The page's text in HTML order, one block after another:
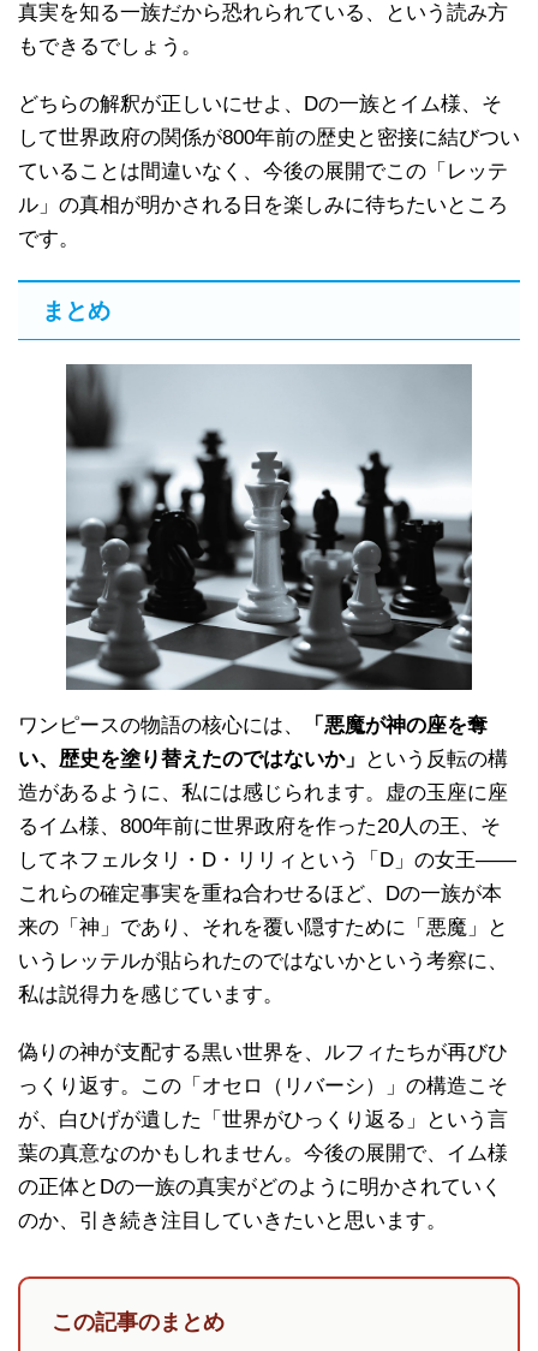
真実を知る一族だから恐れられている、という読み方
もできるでしょう。
どちらの解釈が正しいにせよ、Dの一族とイム様、そ
して世界政府の関係が800年前の歴史と密接に結びつい
ていることは間違いなく、今後の展開でこの「レッテ
ル」の真相が明かされる日を楽しみに待ちたいところ
です。
まとめ
ワンピースの物語の核心には、
「悪魔が神の座を奪
い、歴史を塗り替えたのではないか」
という反転の構
造があるように、私には感じられます。虚の玉座に座
るイム様、800年前に世界政府を作った20人の王、そ
してネフェルタリ・D・リリィという「D」の女王――
これらの確定事実を重ね合わせるほど、Dの一族が本
来の「神」であり、それを覆い隠すために「悪魔」と
いうレッテルが貼られたのではないかという考察に、
私は説得力を感じています。
偽りの神が支配する黒い世界を、ルフィたちが再びひ
っくり返す。この「オセロ（リバーシ）」の構造こそ
が、白ひげが遺した「世界がひっくり返る」という言
葉の真意なのかもしれません。今後の展開で、イム様
の正体とDの一族の真実がどのように明かされていく
のか、引き続き注目していきたいと思います。
この記事のまとめ